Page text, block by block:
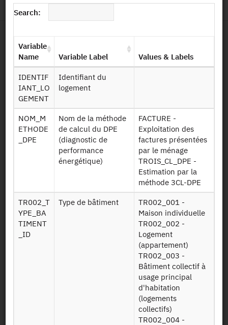
HOME > PRODUCT PAGE
File Layout
Persistent Identifier (DOI)
Back to the source
PHEBUS DPE : Survey on the
performance of homes,
equipment, energy needs and
uses - energy performance
diagnosis - 2013
Other products:
Request access
Search:
Variable
Name
Variable Label Values & Labels
IDENTIF
IANT_LO
GEMENT
Identifiant du
logement
NOM_M
ETHODE
_DPE
Nom de la méthode
de calcul du DPE
(diagnostic de
performance
énergétique)
FACTURE -
Exploitation des
factures présentées
par le ménage
TROIS_CL_DPE -
Estimation par la
méthode 3CL-DPE
TR002_T
YPE_BA
TIMENT
_ID
Type de bâtiment
TR002_001 -
Maison individuelle
TR002_002 -
Logement
(appartement)
TR002_003 -
Bâtiment collectif à
usage principal
d'habitation
(logements
collectifs)
TR002_004 -